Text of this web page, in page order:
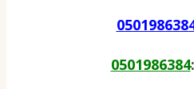
:
0501986384